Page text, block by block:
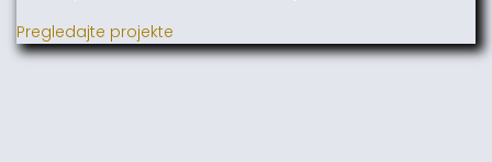
Pregledajte projekte